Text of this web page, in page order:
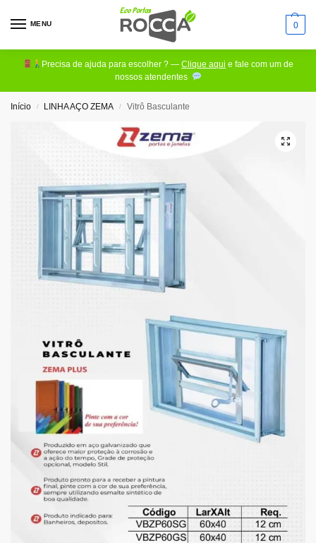
MENU 0
Precisa de ajuda para escolher ? —Clique aqui e fale com um de
nossos atendentes
Início / LINHA AÇO ZEMA / Vitrô Basculante